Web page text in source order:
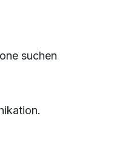
suchen